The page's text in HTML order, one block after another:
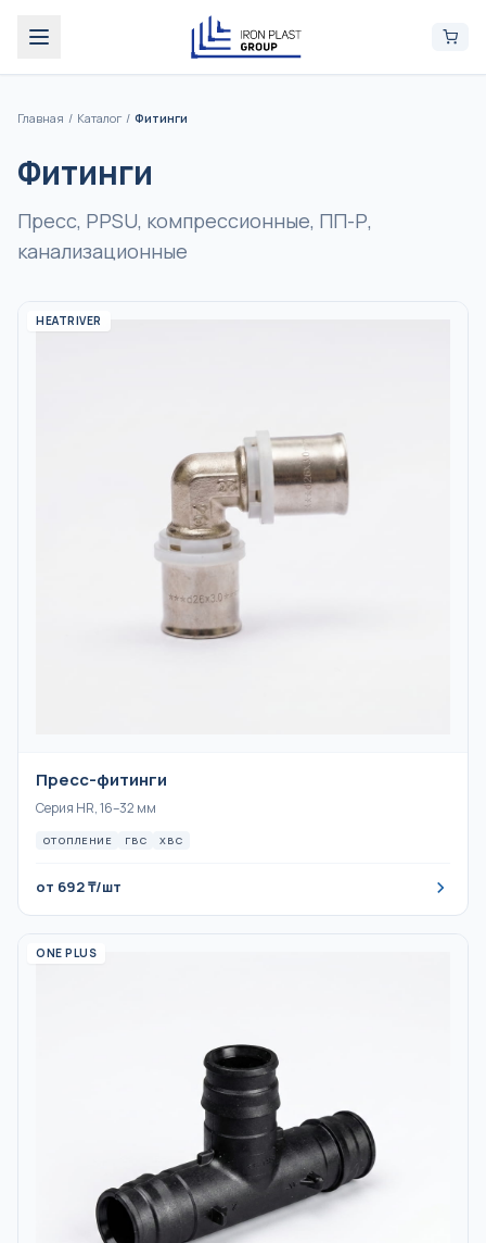
Главная / Каталог / Фитинги
Фитинги
Пресс, PPSU, компрессионные, ПП-Р,
канализационные
HEATRIVER
Пресс-фитинги
Серия HR, 16–32 мм
ОТОПЛЕНИЕ ГВС ХВС
от 692 ₸/шт
ONE PLUS